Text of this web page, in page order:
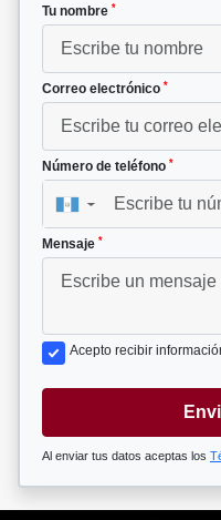
Tu nombre *
Correo electrónico *
Número de teléfono *
▼
Mensaje *
Acepto recibir
Al enviar tus datos aceptas los